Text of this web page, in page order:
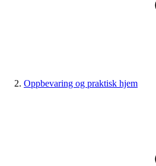
Oppbevaring og praktisk hjem